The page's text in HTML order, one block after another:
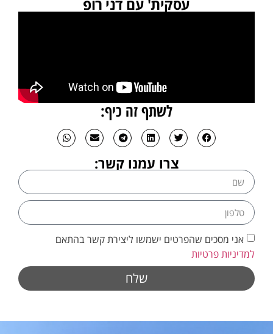
עסקית' עם דני רופ
לשתף זה כיף:
צרו עמנו קשר:
אני מסכים שהפרטים ישמשו ליצירת קשר בהתאם
למדיניות פרטיות
שלח